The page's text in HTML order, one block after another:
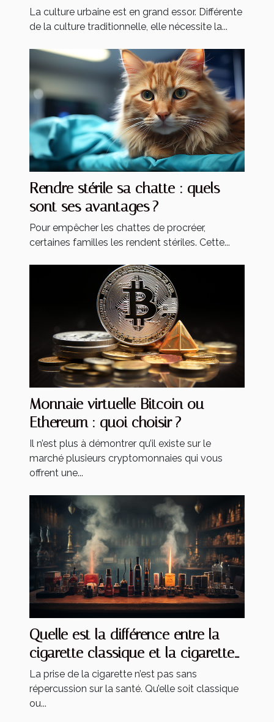
La culture urbaine est en grand essor. Différente
de la culture traditionnelle, elle nécessite la...
Rendre stérile sa chatte : quels
sont ses avantages ?
Pour empêcher les chattes de procréer,
certaines familles les rendent stériles. Cette...
Monnaie virtuelle Bitcoin ou
Ethereum : quoi choisir ?
Il n’est plus à démontrer qu’il existe sur le
marché plusieurs cryptomonnaies qui vous
offrent une...
Quelle est la différence entre la
cigarette classique et la cigarette
électronique ?
La prise de la cigarette n’est pas sans
répercussion sur la santé. Qu’elle soit classique
ou...